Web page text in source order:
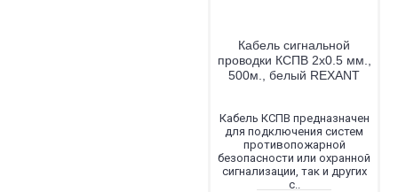
Кабель сигнальной
проводки КСПВ 2х0.5 мм.,
500м., белый REXANT
Кабель КСПВ предназначен
для подключения систем
противопожарной
безопасности или охранной
сигнализации, так и других
с..